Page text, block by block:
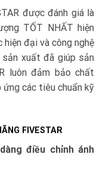
được đánh giá là
TỐT NHẤT hiện
hiện đại và công nghệ
xuất đã giúp sản
luôn đảm bảo chất
các tiêu chuẩn kỹ
FIVESTAR
điều chỉnh ánh